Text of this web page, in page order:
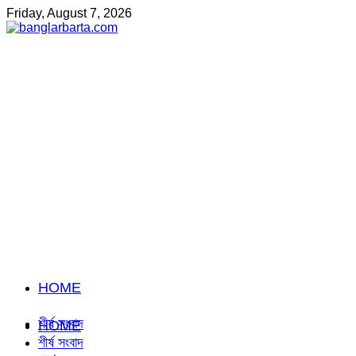
Friday, August 7, 2026
HOME
শীর্ষ সংবাদ
HOME
শীর্ষ সংবাদ